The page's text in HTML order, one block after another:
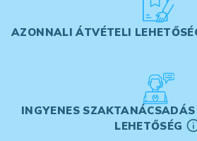
AZONNALI ÁTVÉTELI
INGYENES
LEHETŐSÉG